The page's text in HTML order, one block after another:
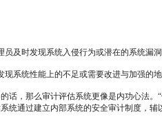
及时发现系统入侵行为或潜在的系统漏洞
系统性能上的不足或需要改进与加强的地
那么审计评估系统更像是内功心法。
通过建立内部系统的安全审计制度，辅